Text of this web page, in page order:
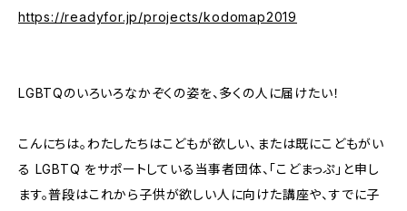
https://readyfor.jp/projects/kodomap2019
LGBTQのいろいろなかぞくの姿を、多くの人に届けたい！
こんにちは。わたしたちはこどもが欲しい、または既にこどもがい
る LGBTQ をサポートしている当事者団体、「こどまっぷ」と申し
ます。普段はこれから子供が欲しい人に向けた講座や、すでに子